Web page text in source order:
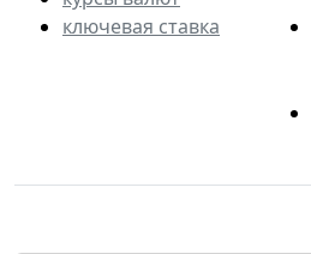
ключевая ставка